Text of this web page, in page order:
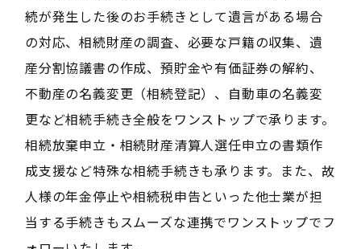
続が発生した後のお手続きとして遺言がある場合
の対応、相続財産の調査、必要な戸籍の収集、遺
産分割協議書の作成、預貯金や有価証券の解約、
不動産の名義変更（相続登記）、自動車の名義変
更など相続手続き全般をワンストップで承ります。
相続放棄申立・相続財産清算人選任申立の書類作
成支援など特殊な相続手続きも承ります。また、故
人様の年金停止や相続税申告といった他士業が担
当する手続きもスムーズな連携でワンストップでフ